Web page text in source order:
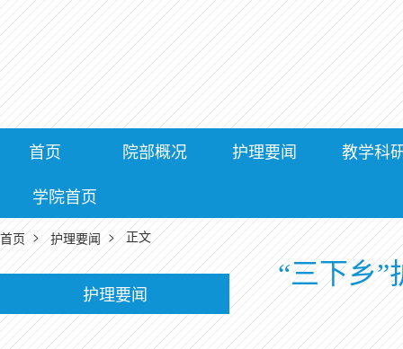
首页 院部概况 护理要闻
教学科
学院首页
首页 > 护理要闻 > 正文
护理要闻
“三下乡